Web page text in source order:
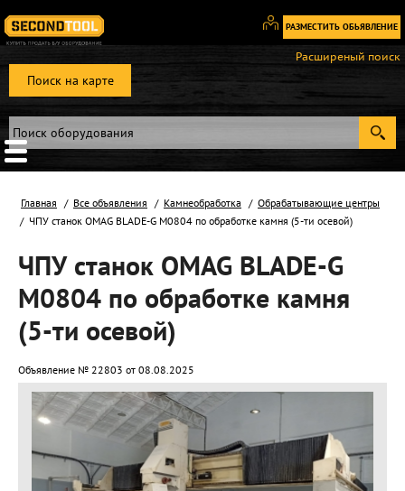
РАЗМЕСТИТЬ ОБЬЯВЛЕНИЕ
Вход
Регистрация
Поиск на карте
Расширеный поиск
Главная Все объявления Камнеобработка
Обрабатывающие центры
ЧПУ станок OMAG BLADE-G M0804 по обработке камня (5-ти осевой)
ЧПУ станок OMAG BLADE-G
M0804 по обработке камня
(5-ти осевой)
Объявление № 22803 от 08.08.2025